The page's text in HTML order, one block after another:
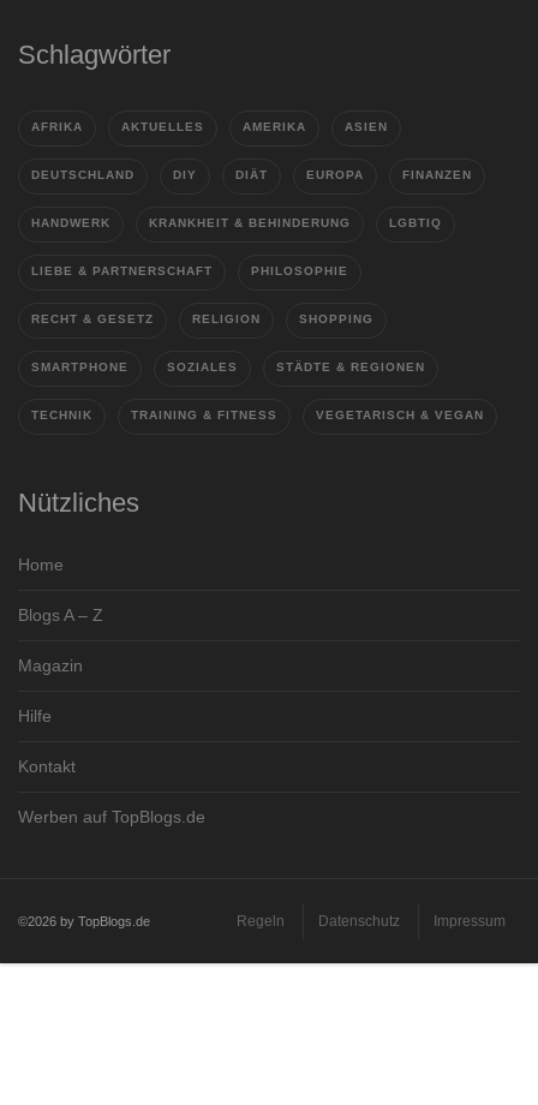
Schlagwörter
AFRIKA AKTUELLES AMERIKA ASIEN
DEUTSCHLAND DIY DIÄT EUROPA FINANZEN
HANDWERK KRANKHEIT & BEHINDERUNG LGBTIQ
LIEBE & PARTNERSCHAFT PHILOSOPHIE
RECHT & GESETZ RELIGION SHOPPING
SMARTPHONE SOZIALES STÄDTE & REGIONEN
TECHNIK TRAINING & FITNESS VEGETARISCH & VEGAN
Nützliches
Home
Blogs A – Z
Magazin
Hilfe
Kontakt
Werben auf TopBlogs.de
©2026 by TopBlogs.de Regeln Datenschutz Impressum